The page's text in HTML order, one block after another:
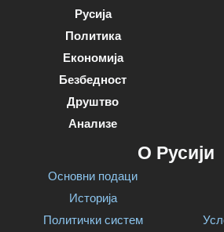
Русија
Политика
Економија
Безбедност
Друштво
Анализе
О Русији
Основни подаци
Историја
Политички систем